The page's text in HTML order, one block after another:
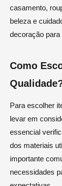
casamento,
beleza e
decoração para
Como
Para escolher
levar em
essencial
dos materiais
importante
necessidades